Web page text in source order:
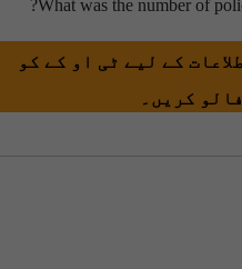
کے لیے ٹی او کے کو
کریں۔